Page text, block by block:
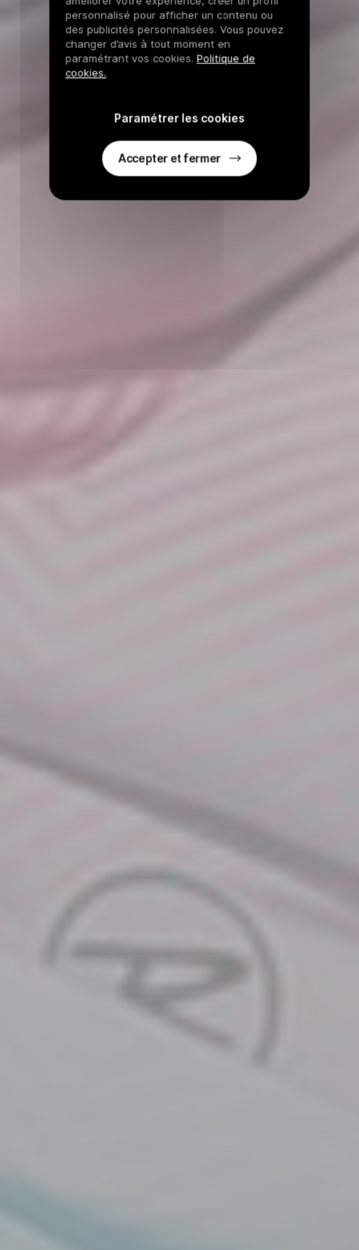
personnalisé pour afficher un contenu ou
des publicités personnalisées. Vous pouvez
changer d’avis à tout moment en
paramétrant vos cookies. Politique de
cookies.
Paramétrer les cookies
Accepter et fermer